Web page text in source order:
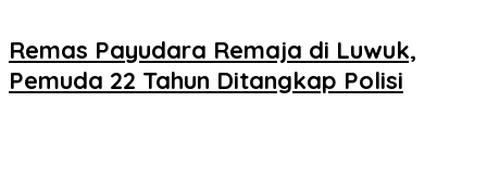
Remas Payudara Remaja di Luwuk,
Pemuda 22 Tahun Ditangkap Polisi